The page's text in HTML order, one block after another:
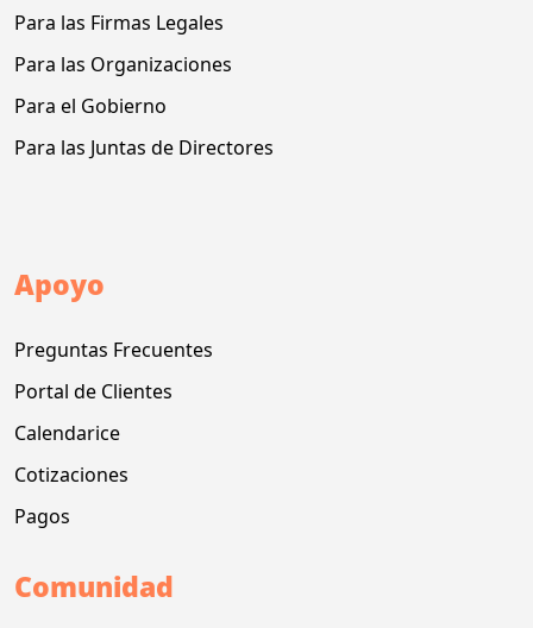
Para las Firmas Legales
Para las Organizaciones
Para el Gobierno
Para las Juntas de Directores
Apoyo
Preguntas Frecuentes
Portal de Clientes
Calendarice
Cotizaciones
Pagos
Comunidad